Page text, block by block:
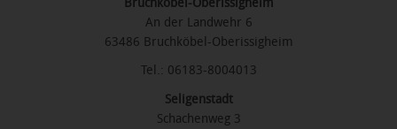
An der Landwehr 6
63486 Bruchköbel-Oberissigheim
Tel.: 06183-8004013
Seligenstadt
Schachenweg 3